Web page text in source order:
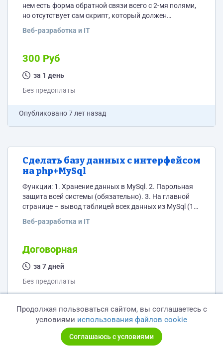
нем есть форма обратной связи всего с 2-мя полями,
но отсутствует сам скрипт, который должен
встроить скрипт для отправки писем. Сделал бы сам,
Веб-разработка и IT
300 Руб
за 1 день
Без предоплаты
Опубликовано7 лет назад
Сделать базу данных с интерфейсом
на php+MySql
Функции: 1. Хранение данных в MySql. 2. Парольная
защита всей системы (обязательно). 3. На главной
странице – вывод таблицей всех данных из MySql (16-
алфавитном порядке по одному столбцу
Должна быть возможность вносить изменения в
любой столбец с возможностью сохранения. c.
Должна быть возможность фильтровать по любому
Веб-разработка и IT
Договорная
за 7 дней
Без предоплаты
Продолжая пользоваться сайтом, вы соглашаетесь с
условиями использования файлов cookie
Соглашаюсь с условиями